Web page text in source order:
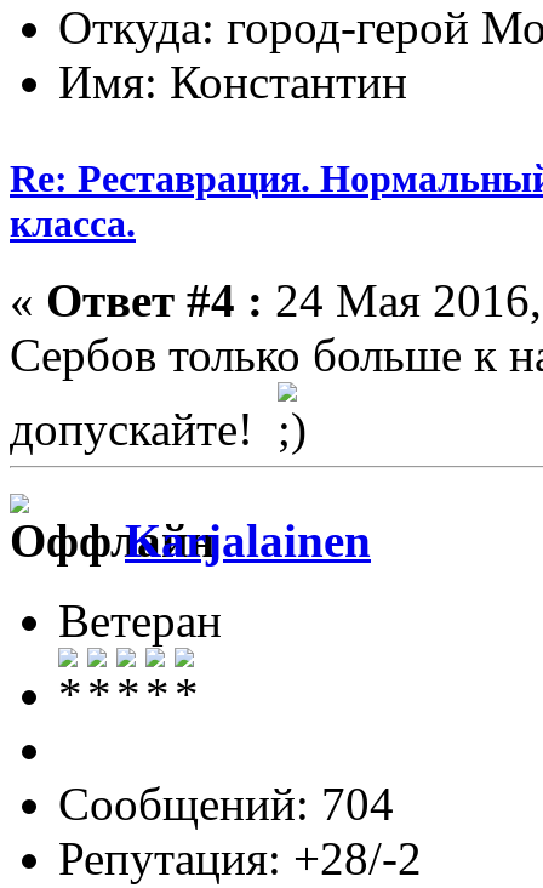
Откуда: город-герой
Имя: Константин
Re: Реставрация.
класса.
« Ответ #4 : 24 Мая
Сербов только больше к
допускайте!
Karjalainen
Ветеран
Сообщений: 704
Репутация: +28/-2